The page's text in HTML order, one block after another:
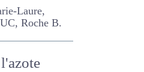
Laure,
Roche B.